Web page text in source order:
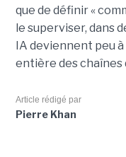
que de définir «
le superviser, dans
IA deviennent peu
entière des chaînes
Article rédigé par
Pierre Khan